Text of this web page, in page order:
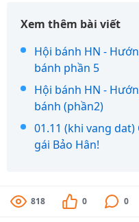
Xem thêm bài viết
Hội bánh HN -
bánh phần 5
Hội bánh HN -
bánh (phần2)
01.11 (khi vang
gái Bảo Hân!
818 0 0